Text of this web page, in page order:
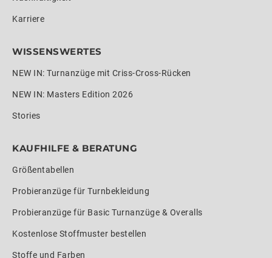
Karriere
WISSENSWERTES
NEW IN: Turnanzüge mit Criss-Cross-Rücken
NEW IN: Masters Edition 2026
Stories
KAUFHILFE & BERATUNG
Größentabellen
Probieranzüge für Turnbekleidung
Probieranzüge für Basic Turnanzüge & Overalls
Kostenlose Stoffmuster bestellen
Stoffe und Farben